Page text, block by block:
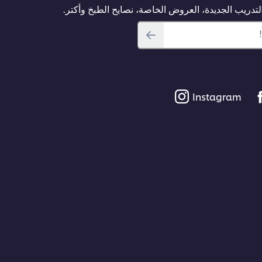
الجديدة، العروض الخاصة، نصايح الطبخ وأكتر.
Instagram